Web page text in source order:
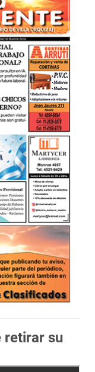
retirar su